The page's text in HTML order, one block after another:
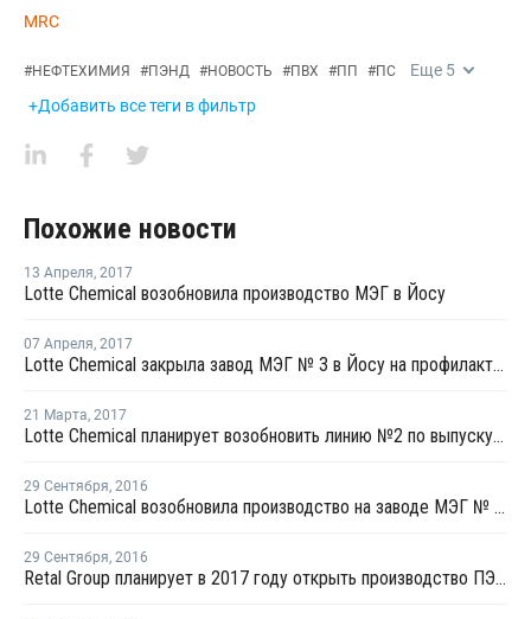
MRC
#НЕФТЕХИМИЯ #ПЭНД #НОВОСТЬ #ПВХ #ПП #ПС Еще 5
+Добавить все теги в фильтр
Похожие новости
13 Апреля, 2017
Lotte Chemical возобновила производство МЭГ в Йосу
07 Апреля, 2017
Lotte Chemical закрыла завод МЭГ № 3 в Йосу на профилактику
21 Марта, 2017
Lotte Chemical планирует возобновить линию №2 по выпуску МЭГ в Даэсане в конце марта
29 Сентября, 2016
Lotte Chemical возобновила производство на заводе МЭГ № 3 в Йосу после профилактики
29 Сентября, 2016
Retal Group планирует в 2017 году открыть производство ПЭТ преформ в США